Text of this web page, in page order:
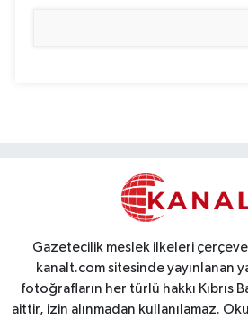
Gazetecilik meslek ilkeleri
kanalt.com sitesinde yayınlanan
fotoğrafların her türlü hakkı Kıbrıs
aittir, izin alınmadan kullanılamaz.